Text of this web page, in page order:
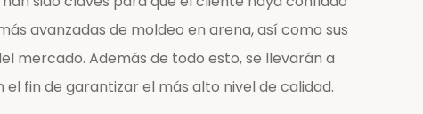
avanzadas de moldeo en arena, así como sus
mercado. Además de todo esto, se llevarán a
fin de garantizar el más alto nivel de calidad.